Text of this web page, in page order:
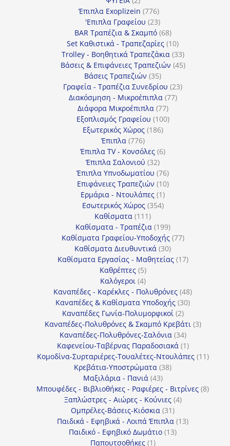
προϊόντα
Έπιπλα Exoplizein 776776
προϊόντα
'Επιπλα Γραφείου 2323
προϊόντα
BAR Τραπέζια & Σκαμπό 6868
προϊόντα
Set Καθιστικά - Τραπεζαρίες 1010
προϊόντα
Trolley - Βοηθητικά Τραπεζάκια 3333
προϊόντα
Βάσεις & Επιφάνειες Τραπεζιών 4545
Βάσεις Τραπεζιών 3535
προϊόντα
Γραφεία - Τραπέζια Συνεδρίου 2323
Διακόσμηση - Μικροέπιπλα 7777
Διάφορα Μικροέπιπλα 7777
προϊόντα
Εξοπλισμός Γραφείου 100100
Εξωτερικός Χώρος 186186
Έπιπλα 776776
προϊόντα
Έπιπλα TV - Κονσόλες 66
Έπιπλα Σαλονιού 3232
προϊόντα
Έπιπλα Υπνοδωματίου 7676
προϊόντα
Επιφάνειες Τραπεζιών 1010
Ερμάρια - Ντουλάπες 11
προϊόν
Εσωτερικός Χώρος 354354
Καθίσματα 111111
προϊόντα
Καθίσματα - Τραπέζια 199199
προϊόντα
Καθίσματα Γραφείου-Υποδοχής 7777
Καθίσματα Διευθυντικά 3030
προϊόντα
Καθίσματα Εργασίας - Μαθητείας 1717
Καθρέπτες 55
προϊόντα
Καλόγεροι 44
προϊόντα
Καναπέδες - Καρέκλες - Πολυθρόνες 4848
προϊόντα
Καναπέδες & Καθίσματα Υποδοχής 3030
Καναπέδες Γωνία-Πολυμορφικοί 22
προϊόντα
Καναπέδες-Πολυθρόνες & Σκαμπό Κρεβάτι 33
Καναπέδες-Πολυθρόνες-Σαλόνια 3434
προϊόντα
Καφενείου-Ταβέρνας Παραδοσιακά 11
προϊόν
Κομοδίνα-Συρταριέρες-Τουαλέτες-Ντουλάπες 1111
Κρεβάτια-Υποστρώματα 3838
Μαξιλάρια - Πανιά 4343
προϊόντα
Μπουφέδες - Βιβλιοθήκες - Ραφιέρες - Βιτρίνες 88
Ξαπλώστρες - Αιώρες - Κούνιες 44
Ομπρέλες-Βάσεις-Κιόσκια 3131
προϊόντα
Παιδικά - Εφηβικά - Λοιπά Έπιπλα 1313
Παιδικό - Εφηβικό Δωμάτιο 1313
Παπουτσοθήκες 11